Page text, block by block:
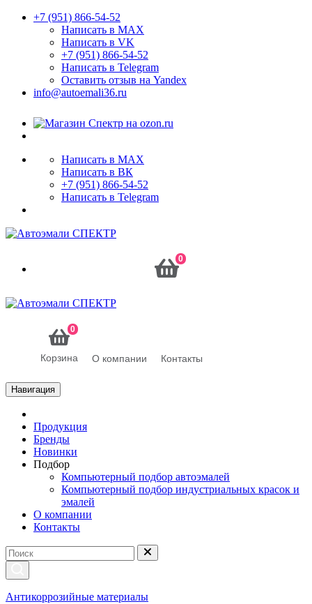
+7 (951) 866-54-52
Написать в MAX
Написать в VK
+7 (951) 866-54-52
Написать в Telegram
Оставить отзыв на Yandex
info@autoemali36.ru
Написать в MAX
Написать в ВК
+7 (951) 866-54-52
Написать в Telegram
0
0
Корзина О компании Контакты
Навигация
Продукция
Бренды
Новинки
Подбор
Компьютерный подбор автоэмалей
Компьютерный подбор индустриальных красок и
эмалей
О компании
Контакты
Антикоррозийные материалы